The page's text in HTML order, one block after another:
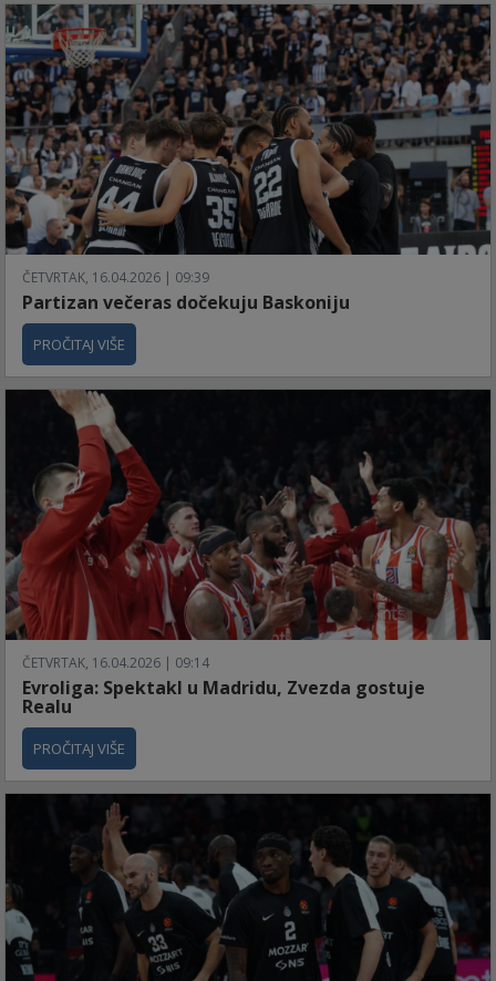
ČETVRTAK, 16.04.2026 | 09:39
Partizan večeras dočekuju Baskoniju
PROČITAJ VIŠE
ČETVRTAK, 16.04.2026 | 09:14
Evroliga: Spektakl u Madridu, Zvezda gostuje
Realu
PROČITAJ VIŠE